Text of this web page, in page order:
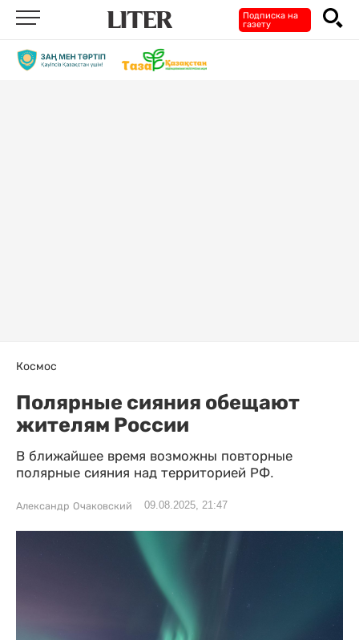
Подписка на
газету
Космос
Полярные сияния обещают
жителям России
В ближайшее время возможны повторные
полярные сияния над территорией РФ.
Александр Очаковский 09.08.2025, 21:47